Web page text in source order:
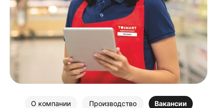
О компании Производство Вакансии